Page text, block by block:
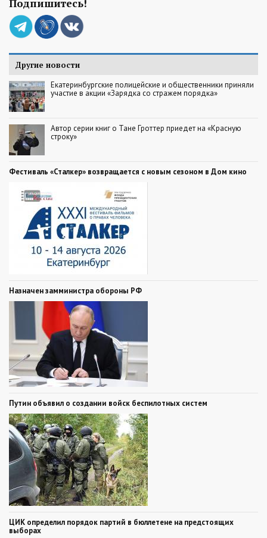
Подпишитесь!
Другие новости
Екатеринбургские полицейские и общественники приняли
участие в акции «Зарядка со стражем порядка»
Автор серии книг о Тане Гроттер приедет на «Красную
строку»
Фестиваль «Сталкер» возвращается с новым сезоном в Дом кино
Назначен замминистра обороны РФ
Путин объявил о создании войск беспилотных систем
ЦИК определил порядок партий в бюллетене на предстоящих
выборах